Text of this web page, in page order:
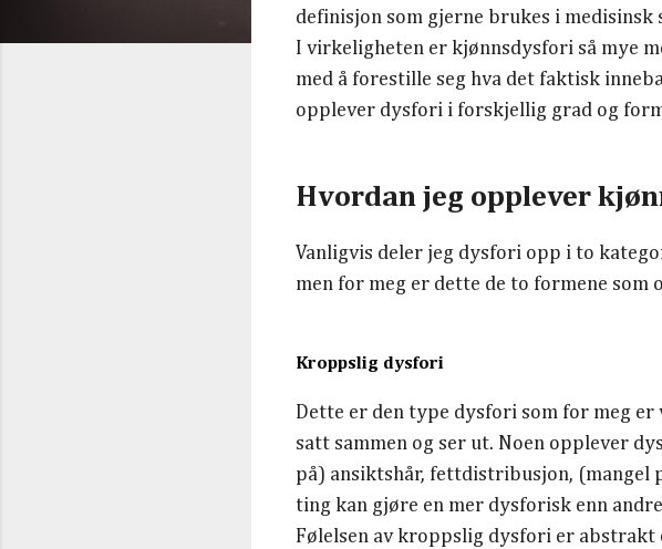
definisjon som gjerne brukes i medisinsk
I virkeligheten er kjønnsdysfori så mye
med å forestille seg hva det faktisk
opplever dysfori i forskjellig grad og
Hvordan jeg opplever
Vanligvis deler jeg dysfori opp i to
men for meg er dette de to formene som
Kroppslig dysfori
Dette er den type dysfori som for meg
satt sammen og ser ut. Noen opplever
på) ansiktshår, fettdistribusjon, (mangel
ting kan gjøre en mer dysforisk enn
Følelsen av kroppslig dysfori er abstrakt